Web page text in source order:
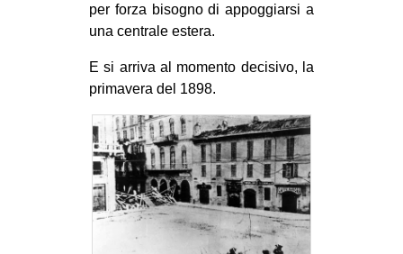
per forza bisogno di appoggiarsi a
una centrale estera.
E si arriva al momento decisivo, la
primavera del 1898.